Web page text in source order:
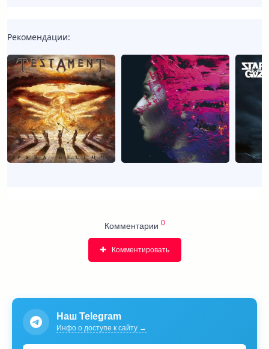
Рекомендации:
Комментарии 0
Комментировать
Наш Telegram
Инфо о доступе к сайту →